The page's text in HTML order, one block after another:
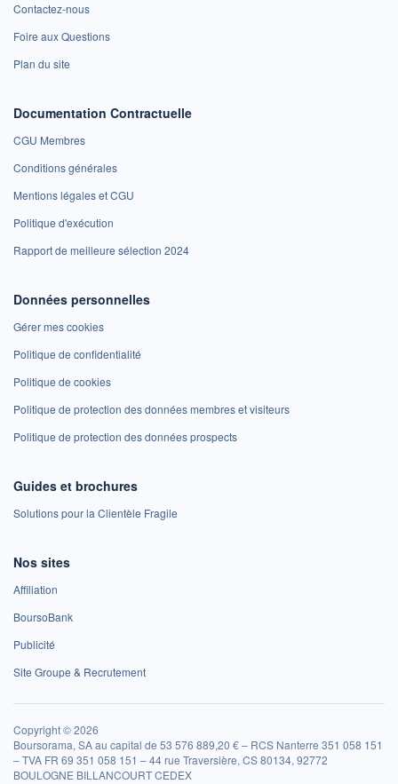
Contactez-nous
Foire aux Questions
Plan du site
Documentation Contractuelle
CGU Membres
Conditions générales
Mentions légales et CGU
Politique d'exécution
Rapport de meilleure sélection 2024
Données personnelles
Gérer mes cookies
Politique de confidentialité
Politique de cookies
Politique de protection des données membres et visiteurs
Politique de protection des données prospects
Guides et brochures
Solutions pour la Clientèle Fragile
Nos sites
Affiliation
BoursoBank
Publicité
Site Groupe & Recrutement
Copyright © 2026
Boursorama, SA au capital de 53 576 889,20 € – RCS Nanterre 351 058 151
– TVA FR 69 351 058 151 – 44 rue Traversière, CS 80134, 92772
BOULOGNE BILLANCOURT CEDEX